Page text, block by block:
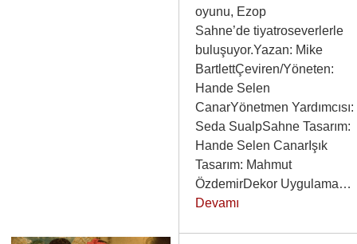
oyunu, Ezop
Sahne’de tiyatroseverlerle
buluşuyor.Yazan: Mike
BartlettÇeviren/Yöneten:
Hande Selen
CanarYönetmen Yardımcısı:
Seda SualpSahne Tasarım:
Hande Selen CanarIşık
Tasarım: Mahmut
ÖzdemirDekor
Devamı